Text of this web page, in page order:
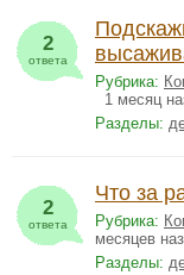
2
ответа
Рубрика:
1 месяц
Разделы:
2
ответа
Что за
Рубрика:
месяцев
Разделы: